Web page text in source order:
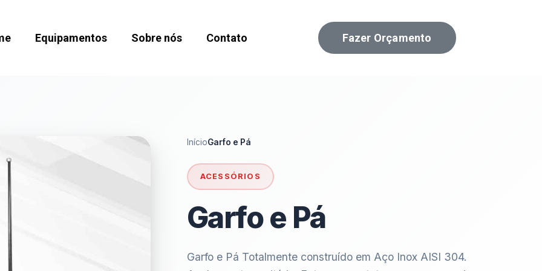
Equipamentos Sobre nós Contato Fazer Orçamento
InícioGarfo e Pá
ACESSÓRIOS
Garfo e Pá
Garfo e Pá Totalmente construído em Aço Inox AISI 304.